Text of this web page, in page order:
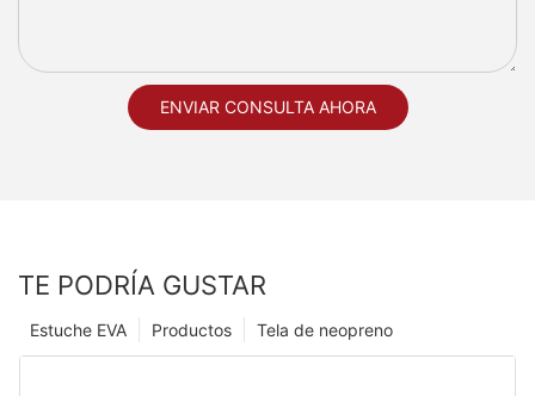
ENVIAR CONSULTA AHORA
TE PODRÍA GUSTAR
Tela de neopreno
Productos
Estuche EVA